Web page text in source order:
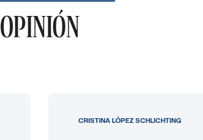
OPINIÓN
CRISTINA LÓPEZ SCHLICHTING